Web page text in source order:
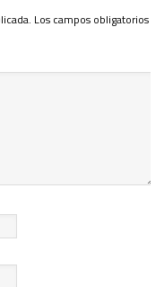
Los campos obligatorios